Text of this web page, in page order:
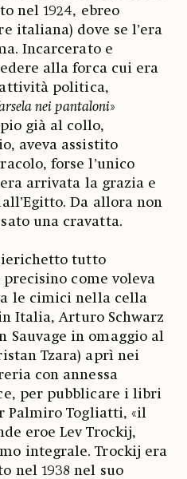
nel 1924, ebreo
italiana) dove se l’era
Incarcerato e
alla forca cui era
politica,
nei pantaloni»
già al collo,
aveva assistito
forse l’unico
arrivata la grazia e
Da allora non
una cravatta.
tutto
come voleva
le cimici nella cella
Italia, Arturo Schwarz
Sauvage in omaggio al
Tzara) aprì nei
con annessa
per pubblicare i libri
Palmiro Togliatti, «il
eroe Lev Trockij,
integrale. Trockij era
nel 1938 nel suo